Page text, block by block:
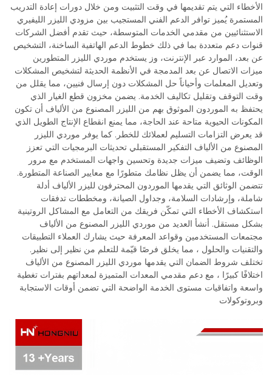
الأخطاء التي يتم تقديمها في وقت التثبيت ومن خلال دورات إعادة التدريب
المستمرة يُميز توافر الدعم الفني المستجيب بين مزودي الليزر الليفيري
الاستثنائيين من مقدمي الخدمات المتوسطة، حيث تقدم أفضل الشركات
قنوات دعم متعددة بما في ذلك خطوط الدعم الهاتفية الساخنة، التشخيص
عن بعد، الموارد عبر الإنترنت، وز يستخدم موردي الليزر المتطورين
ميزات الاتصال عن بعد المدمجة في الأنظمة الحديثة لتشخيص المشكلات
وتعديل المعلمات وأحياناً حل المشكلات دون إرسال فنيين، مما يقلل من
وقت التوقف وتقليل تكاليف الخدمة. يضمن مخزون قطع الغيار الذي
يحتفظ به الموردون الموثوق بهم من الليزر المصنوع من الألياف أن تكون
المكونات الحيوية متاحة عند الحاجة، مما يمنع انقطاع الإنتاج الطويل الذي
قد يعرض التزامات التسليم لعملائك للخطر. كما يوفر موردي الليزر
المصنوع من الألياف التفكير المستقبلي تحديثات البرمجيات التي تعزز
الوظائف وتضيف ميزات جديدة وتحسين واجهات المستخدم مع مرور
الوقت، مما يضمن أن يظل نظامك متطورًا مع معايير الصناعة المتطورة.
تتضمن الوثائق التي يقدمها الموردون المحترفون لليزر الألياف أدلة
شاملة، وإرشادات السلامة، وجداول الصيانة، ومخططات تدفقات
استكشاف الأخطاء التي تمكّن فريقك من التعامل مع المشاكل الروتينية
بشكل مستقل. أنشأ العديد من موردي الليزر المصنوع من الألياف
مجتمعات المستخدمين وقواعد المعرفة حيث يشارك العملاء التطبيقات
والتقنيات والحلول ، مما يخلق فرصًا قيّمة للتعلم من نظير إلى نظير.
تختلف شروط الضمان التي يقدمها موردي الليزر المصنوع من الألياف
اختلافًا كبيرًا ، مع دعم مقدمي المعدات المتميزة لمعداتهم بفترات تغطية
واسعة واتفاقيات مستوى الخدمة الواضحة التي تضمن أوقات الاستجابة
وبروتوكولات